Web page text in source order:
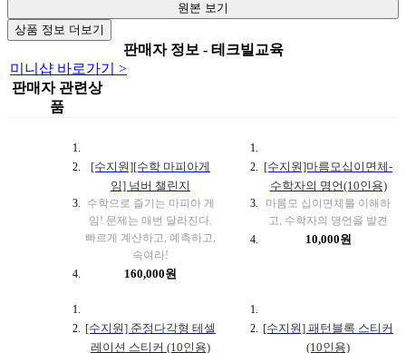
원본 보기
상품 정보 더보기
판매자 정보 - 테크빌교육
미니샵 바로가기 >
판매자 관련상
품
[수지원][수학 마피아게
임] 넘버 챌린지
수학으로 즐기는 마피아 게
임! 문제는 매번 달라진다.
빠르게 계산하고, 예측하고,
속여라!
160,000원
[수지원]마름모십이면체-
수학자의 명언(10인용)
마름모 십이면체를 이해하
고, 수학자의 명언을 발견
10,000원
[수지원] 준정다각형 테셀
레이션 스티커 (10인용)
[수지원] 패턴블록 스티커
(10인용)